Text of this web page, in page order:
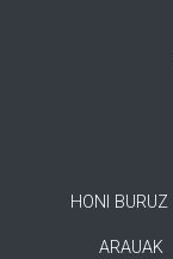
HONI BURUZ
ARAUAK